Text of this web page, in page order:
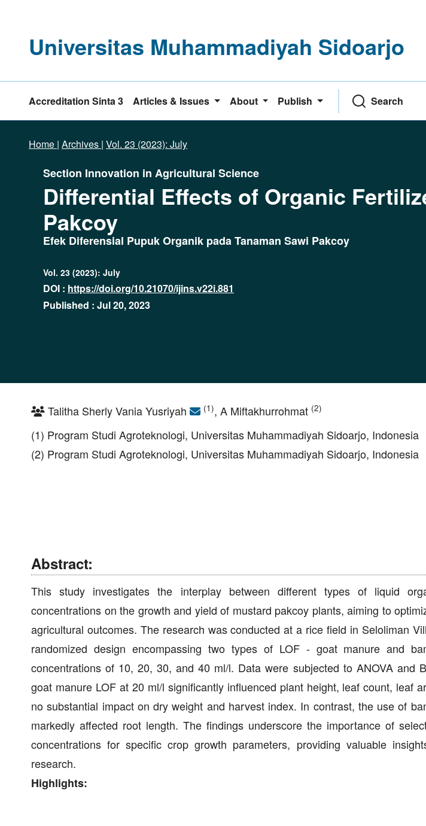
Universitas Muhammadiyah Sidoarjo
Accreditation Sinta 3 Articles & Issues About Publish Search
Home | Archives | Vol. 23 (2023): July
Section Innovation in Agricultural Science
Differential Effects of Organic
Pakcoy
Efek Diferensial Pupuk Organik pada Tanaman Sawi Pakcoy
Vol. 23 (2023): July
DOI : https://doi.org/10.21070/ijins.v22i.881
Published : Jul 20, 2023
Talitha Sherly Vania Yusriyah (1), A Miftakhurrohmat (2)
(1) Program Studi Agroteknologi, Universitas Muhammadiyah Sidoarjo, Indonesia
(2) Program Studi Agroteknologi, Universitas Muhammadiyah Sidoarjo, Indonesia
Abstract:
This study investigates the interplay between different types of liquid
concentrations on the growth and yield of mustard pakcoy plants, aiming to
agricultural outcomes. The research was conducted at a rice field in Seloliman
randomized design encompassing two types of LOF - goat manure and
concentrations of 10, 20, 30, and 40 ml/l. Data were subjected to ANOVA and
goat manure LOF at 20 ml/l significantly influenced plant height, leaf count, leaf
no substantial impact on dry weight and harvest index. In contrast, the use of
markedly affected root length. The findings underscore the importance of
concentrations for specific crop growth parameters, providing valuable
research.
Highlights: